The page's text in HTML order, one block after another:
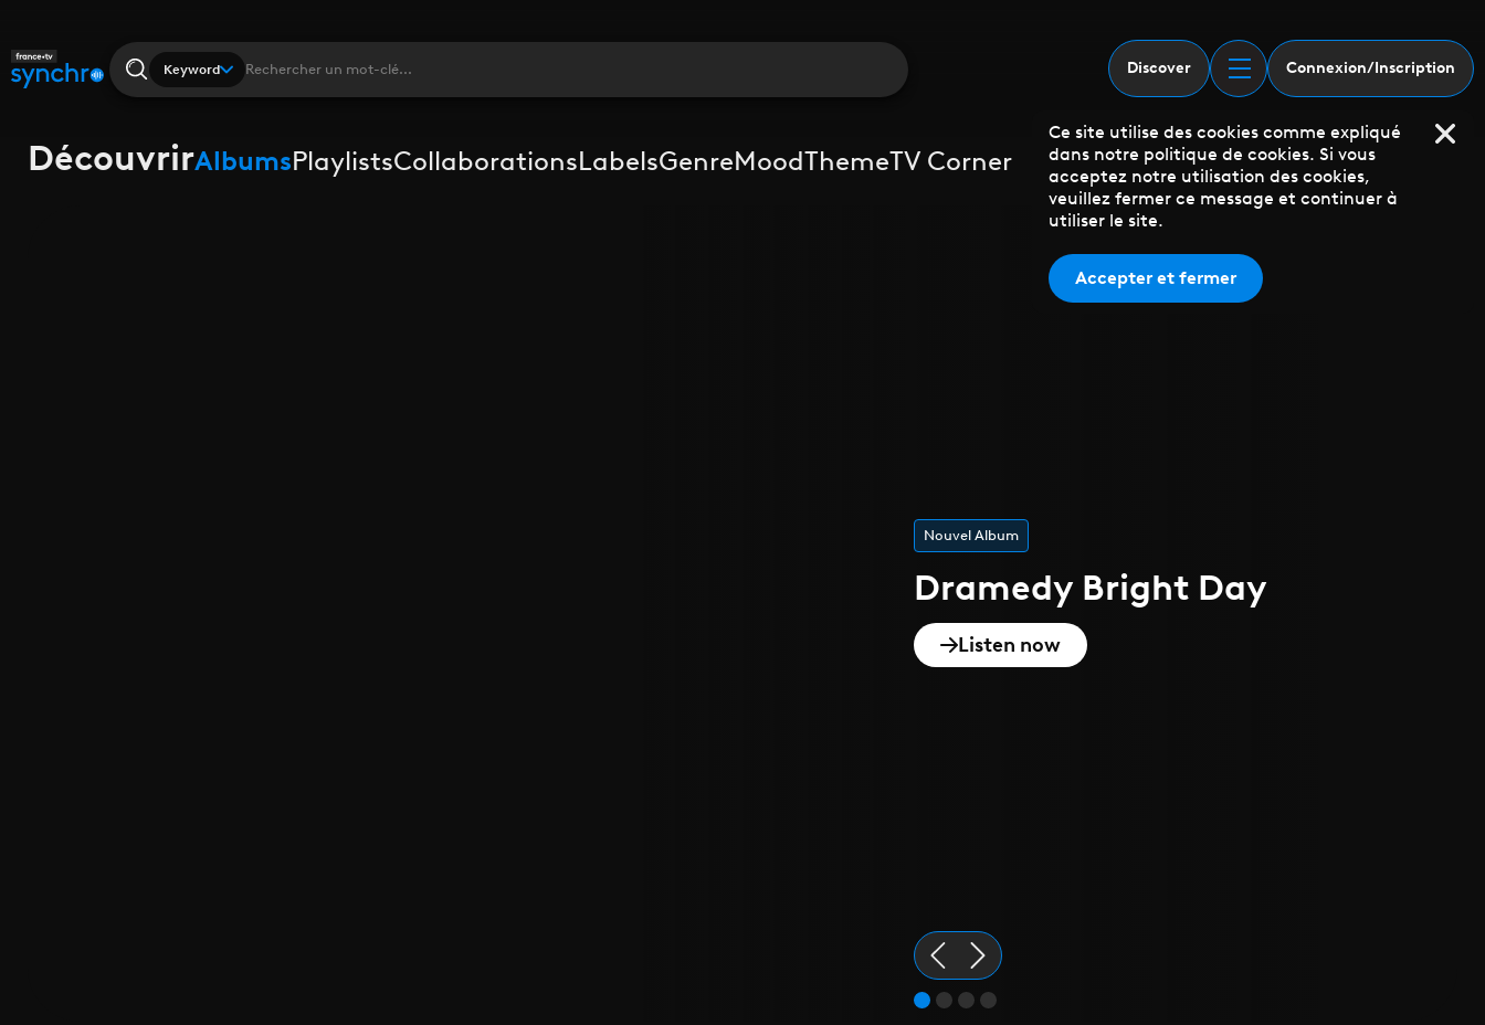
Keyword Discover Connexion/Inscription
DécouvrirAlbumsPlaylistsCollaborationsLabelsGenreMoodThemeTV Corner
Playlist de l'été
Epique
Discover
Ce site utilise des cookies comme expliqué
dans notre politique de cookies. Si vous
acceptez notre utilisation des cookies,
veuillez fermer ce message et continuer à
utiliser le site.
Accepter et fermer